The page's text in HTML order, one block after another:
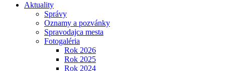
Aktuality
Správy
Oznamy a pozvánky
Spravodajca mesta
Fotogaléria
Rok 2026
Rok 2025
Rok 2024